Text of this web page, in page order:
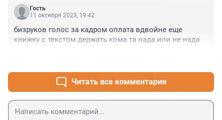
Гость
11 октября 2023, 19:42
бизруков голос за кадром оплата вдвойне еще
книжку с текстом держать кома та нада или не нада
Читать все комментарии